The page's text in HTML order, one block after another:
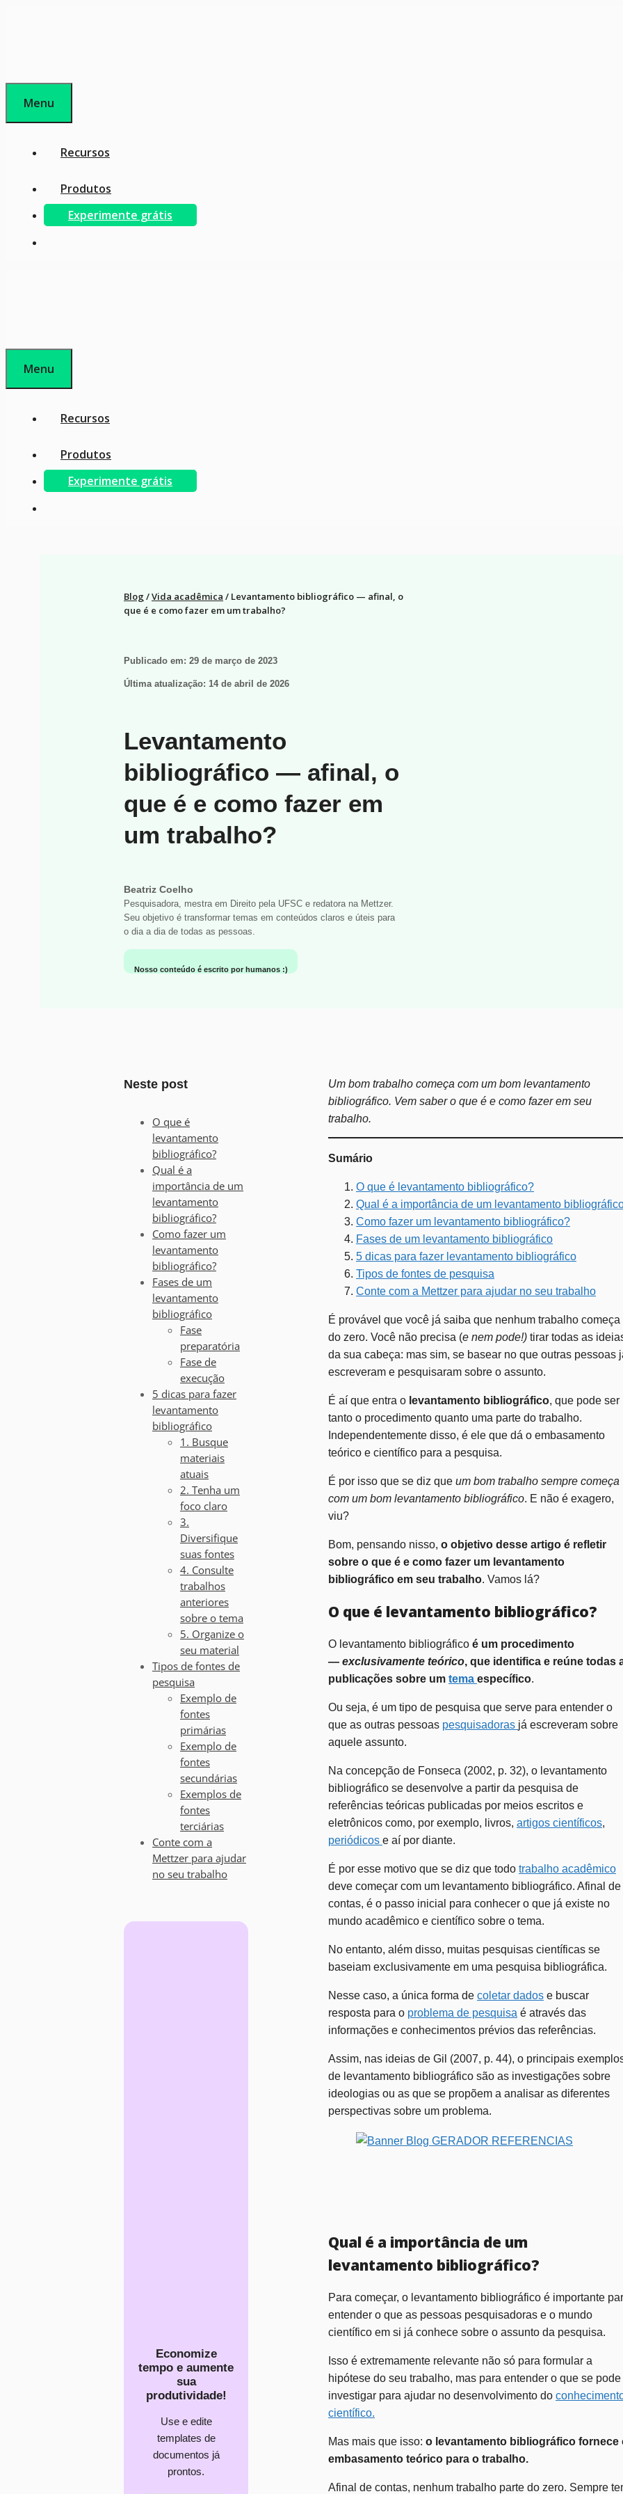
Menu
Recursos
Produtos
Experimente grátis
Menu
Recursos
Produtos
Experimente grátis
Blog /Vida acadêmica / Levantamento bibliográfico — afinal, o
que é e como fazer em um trabalho?
Publicado em: 29 de março de 2023
Última atualização: 14 de abril de 2026
Levantamento
bibliográfico — afinal, o
que é e como fazer em
um trabalho?
Beatriz Coelho
Pesquisadora, mestra em Direito pela UFSC e redatora na Mettzer.
Seu objetivo é transformar temas em conteúdos claros e úteis para
o dia a dia de todas as pessoas.
Nosso conteúdo é escrito por humanos :)
Neste post
O que é
levantamento
bibliográfico?
Qual é a
importância de um
levantamento
bibliográfico?
Como fazer um
levantamento
bibliográfico?
Fases de um
levantamento
bibliográfico
Fase
preparatória
Fase de
execução
5 dicas para fazer
levantamento
bibliográfico
1. Busque
materiais
atuais
2. Tenha um
foco claro
3.
Diversifique
suas fontes
4. Consulte
trabalhos
anteriores
sobre o tema
5. Organize o
seu material
Tipos de fontes de
pesquisa
Exemplo de
fontes
primárias
Exemplo de
fontes
secundárias
Exemplos de
fontes
terciárias
Conte com a
Mettzer para ajudar
no seu trabalho
Economize
tempo e aumente
sua
produtividade!
Use e edite
templates de
documentos já
prontos.
Um bom trabalho começa com um bom levantamento
bibliográfico. Vem saber o que é e como fazer em seu
trabalho.
Sumário
O que é levantamento bibliográfico?
Qual é a importância de um levantamento
Como fazer um levantamento bibliográfico?
Fases de um levantamento bibliográfico
5 dicas para fazer levantamento bibliográfico
Tipos de fontes de pesquisa
Conte com a Mettzer para ajudar no seu trabalho
É provável que você já saiba que nenhum trabalho começa
do zero. Você não precisa (e nem pode!) tirar todas as
da sua cabeça: mas sim, se basear no que outras pessoas
escreveram e pesquisaram sobre o assunto.
É aí que entra o levantamento bibliográfico, que pode ser
tanto o procedimento quanto uma parte do trabalho.
Independentemente disso, é ele que dá o embasamento
teórico e científico para a pesquisa.
É por isso que se diz que um bom trabalho sempre começa
com um bom levantamento bibliográfico. E não é exagero,
viu?
Bom, pensando nisso, o objetivo desse artigo é refletir
sobre o que é e como fazer um levantamento
bibliográfico em seu trabalho. Vamos lá?
O que é levantamento bibliográfico?
O levantamento bibliográfico é um procedimento
— exclusivamente teórico, que identifica e reúne todas
publicações sobre um tema específico.
Ou seja, é um tipo de pesquisa que serve para entender o
que as outras pessoas pesquisadoras já escreveram sobre
aquele assunto.
Na concepção de Fonseca (2002, p. 32), o levantamento
bibliográfico se desenvolve a partir da pesquisa de
referências teóricas publicadas por meios escritos e
eletrônicos como, por exemplo, livros, artigos científicos,
periódicos e aí por diante.
É por esse motivo que se diz que todo trabalho acadêmico
deve começar com um levantamento bibliográfico. Afinal de
contas, é o passo inicial para conhecer o que já existe no
mundo acadêmico e científico sobre o tema.
No entanto, além disso, muitas pesquisas científicas se
baseiam exclusivamente em uma pesquisa bibliográfica.
Nesse caso, a única forma de coletar dados e buscar
resposta para o problema de pesquisa é através das
informações e conhecimentos prévios das referências.
Assim, nas ideias de Gil (2007, p. 44), o principais
de levantamento bibliográfico são as investigações sobre
ideologias ou as que se propõem a analisar as diferentes
perspectivas sobre um problema.
Qual é a importância de um
levantamento bibliográfico?
Para começar, o levantamento bibliográfico é importante
entender o que as pessoas pesquisadoras e o mundo
científico em si já conhece sobre o assunto da pesquisa.
Isso é extremamente relevante não só para formular a
hipótese do seu trabalho, mas para entender o que se pode
investigar para ajudar no desenvolvimento do
científico.
Mas mais que isso: o levantamento bibliográfico fornece
embasamento teórico para o trabalho.
Afinal de contas, nenhum trabalho parte do zero. Sempre